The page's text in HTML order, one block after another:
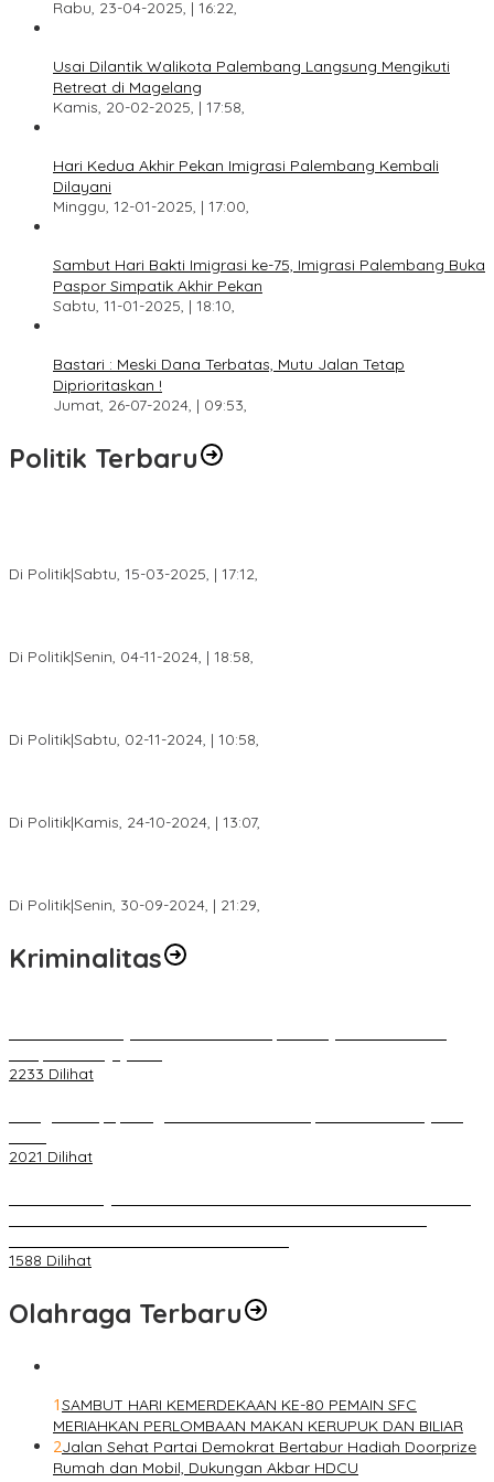
Rabu, 23-04-2025, | 16:22,
Usai Dilantik Walikota Palembang Langsung Mengikuti
Retreat di Magelang
Kamis, 20-02-2025, | 17:58,
Hari Kedua Akhir Pekan Imigrasi Palembang Kembali
Dilayani
Minggu, 12-01-2025, | 17:00,
Sambut Hari Bakti Imigrasi ke-75, Imigrasi Palembang Buka
Paspor Simpatik Akhir Pekan
Sabtu, 11-01-2025, | 18:10,
Bastari : Meski Dana Terbatas, Mutu Jalan Tetap
Diprioritaskan !
Jumat, 26-07-2024, | 09:53,
Politik Terbaru
Di Politik|Sabtu, 15-03-2025, | 17:12,
Di Politik|Senin, 04-11-2024, | 18:58,
Di Politik|Sabtu, 02-11-2024, | 10:58,
Di Politik|Kamis, 24-10-2024, | 13:07,
Di Politik|Senin, 30-09-2024, | 21:29,
Kriminalitas
2233 Dilihat
2021 Dilihat
1588 Dilihat
Olahraga Terbaru
1SAMBUT HARI KEMERDEKAAN KE-80 PEMAIN SFC
MERIAHKAN PERLOMBAAN MAKAN KERUPUK DAN BILIAR
2Jalan Sehat Partai Demokrat Bertabur Hadiah Doorprize
Rumah dan Mobil, Dukungan Akbar HDCU